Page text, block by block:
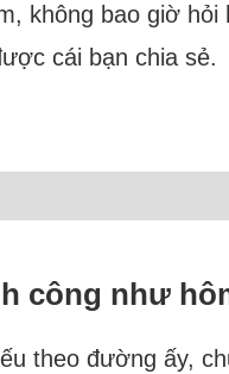
không bao giờ
cái bạn chia sẻ.
công như
theo đường ấy,